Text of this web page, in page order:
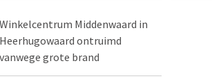
Winkelcentrum Middenwaard in
Heerhugowaard ontruimd
vanwege grote brand